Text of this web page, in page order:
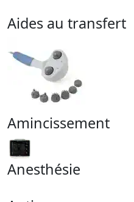
Aides au transfert
Amincissement
Anesthésie